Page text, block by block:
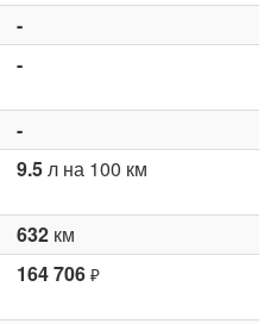
-
-
-
9.5л на 100 км
632 км
164 706 ₽